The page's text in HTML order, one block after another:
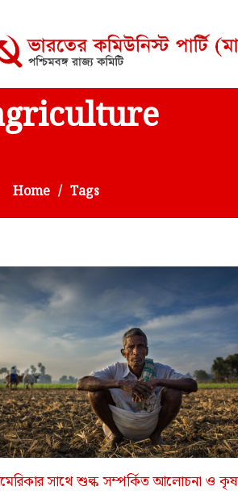
Home Tags
সাথে শুল্ক সম্পর্কিত আলোচনা ও